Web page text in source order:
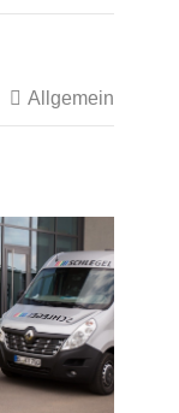
 Allgemein